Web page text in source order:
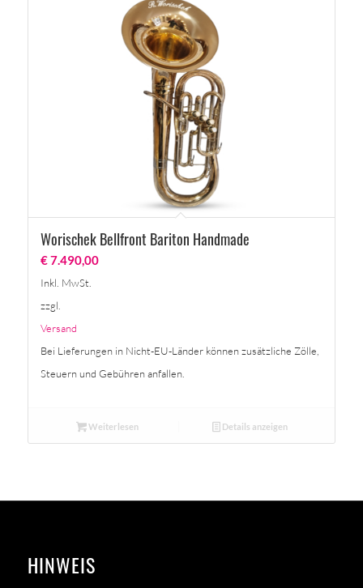
Worischek Bellfront Bariton Handmade
€7.490,00
Inkl. MwSt.
zzgl.
Versand
Bei Lieferungen in Nicht-EU-Länder können zusätzliche Zölle,
Steuern und Gebühren anfallen.
Weiterlesen Details anzeigen
HINWEIS